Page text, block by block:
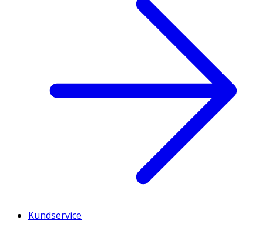
Kundservice